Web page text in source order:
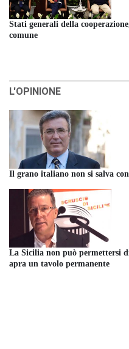
Stati generali della
comune
L'OPINIONE
Il grano italiano non si salva
La Sicilia non può permettersi
apra un tavolo permanente